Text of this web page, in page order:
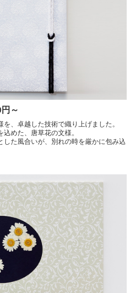
～
を、卓越した技術で織り上げました。
めた、唐草花の文様。
した風合いが、別れの時を厳かに包み込